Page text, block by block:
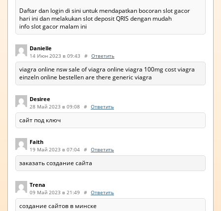
Daftar dan login di sini untuk mendapatkan bocoran slot gacor
hari ini dan melakukan slot deposit QRIS dengan mudah
info slot gacor malam ini
Danielle
14 Июн 2023 в 09:43 # Ответить
viagra online nsw sale of viagra online viagra 100mg cost viagra
einzeln online bestellen are there generic viagra
Desiree
28 Май 2023 в 09:08 # Ответить
сайт под ключ
Faith
19 Май 2023 в 07:04 # Ответить
заказать создание сайта
Trena
09 Май 2023 в 21:49 # Ответить
создание сайтов в минске